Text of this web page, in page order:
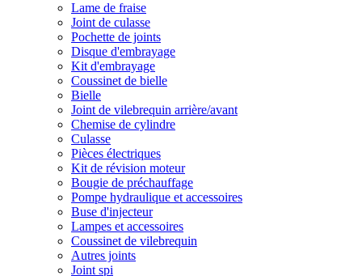
Lame de fraise
Joint de culasse
Pochette de joints
Disque d'embrayage
Kit d'embrayage
Coussinet de bielle
Bielle
Joint de vilebrequin arrière/avant
Chemise de cylindre
Culasse
Pièces électriques
Kit de révision moteur
Bougie de préchauffage
Pompe hydraulique et accessoires
Buse d'injecteur
Lampes et accessoires
Coussinet de vilebrequin
Autres joints
Joint spi